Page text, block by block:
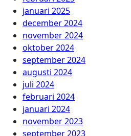
januari 2025
december 2024
november 2024
oktober 2024
september 2024
augusti 2024
juli 2024
februari 2024
januari 2024
november 2023
september 2023